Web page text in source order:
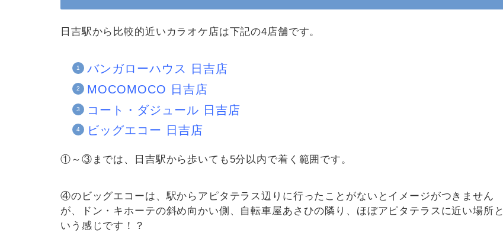
日吉駅から比較的近いカラオケ店は下記の4店舗です。
バンガローハウス 日吉店
MOCOMOCO 日吉店
コート・ダジュール 日吉店
ビッグエコー 日吉店
①～③までは、日吉駅から歩いても5分以内で着く範囲です。
④のビッグエコーは、駅からアピタテラス辺りに行ったことがないとイメージがつきません
が、ドン・キホーテの斜め向かい側、自転車屋あさひの隣り、ほぼアピタテラスに近い場所と
いう感じです！？